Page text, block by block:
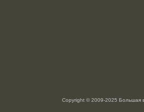
Copyright © 2009-2025 Большая